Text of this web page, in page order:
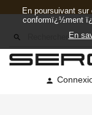


En poursuivant
conformï¿½ment
En